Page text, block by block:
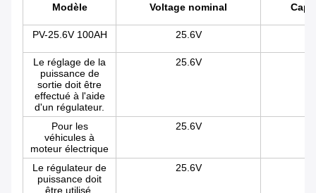
Modèle Voltage nominal
PV-25.6V 100AH 25.6V
Le réglage de la
puissance de
sortie doit être
effectué à l'aide
d'un régulateur.
25.6V
Pour les
véhicules à
moteur électrique
25.6V
Le régulateur de
puissance doit
être utilisé.
25.6V